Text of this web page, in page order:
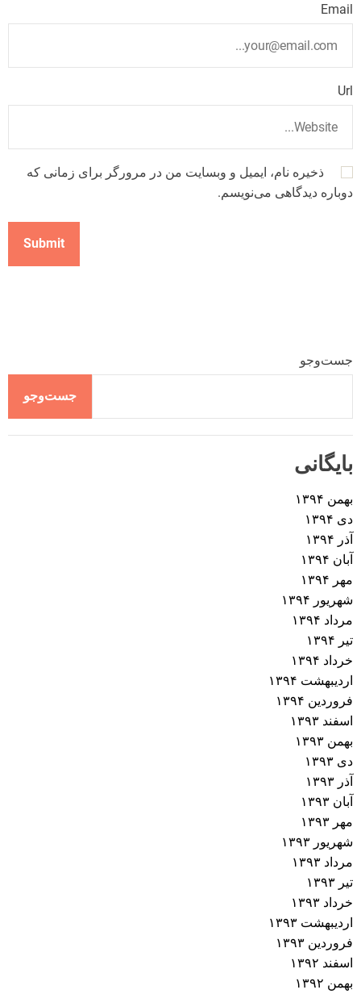
Email
Url
ذخیره نام، ایمیل و وبسایت من در مرورگر برای زمانی که
دوباره دیدگاهی می‌نویسم.
جست‌وجو
جست‌وجو
بایگانی
بهمن ۱۳۹۴
دی ۱۳۹۴
آذر ۱۳۹۴
آبان ۱۳۹۴
مهر ۱۳۹۴
شهریور ۱۳۹۴
مرداد ۱۳۹۴
تیر ۱۳۹۴
خرداد ۱۳۹۴
اردیبهشت ۱۳۹۴
فروردین ۱۳۹۴
اسفند ۱۳۹۳
بهمن ۱۳۹۳
دی ۱۳۹۳
آذر ۱۳۹۳
آبان ۱۳۹۳
مهر ۱۳۹۳
شهریور ۱۳۹۳
مرداد ۱۳۹۳
تیر ۱۳۹۳
خرداد ۱۳۹۳
اردیبهشت ۱۳۹۳
فروردین ۱۳۹۳
اسفند ۱۳۹۲
بهمن ۱۳۹۲